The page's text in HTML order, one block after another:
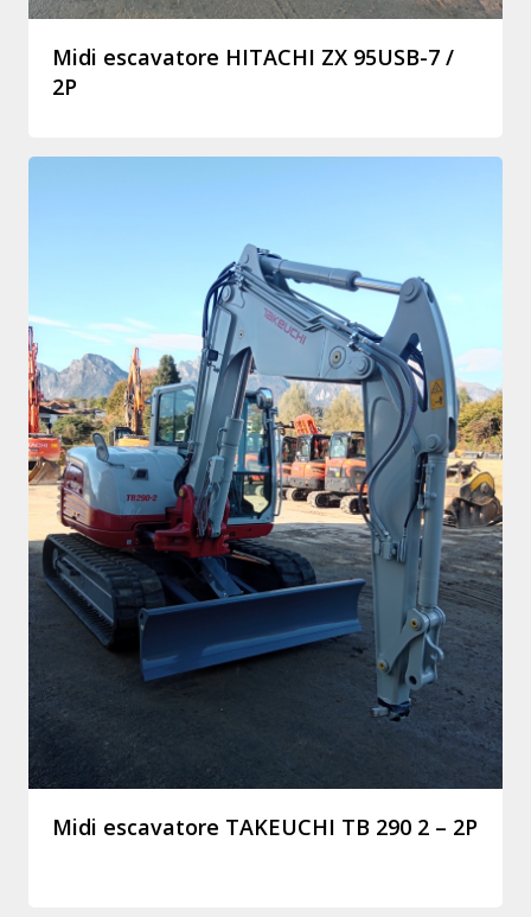
Midi escavatore HITACHI ZX 95USB-7 /
2P
Midi escavatore TAKEUCHI TB 290 2 – 2P